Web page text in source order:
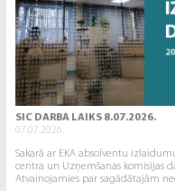
SIC DARBA LAIKS 8.07.2026.
07.07.2026.
Sakarā ar EKA absolventu
centra un Uzņemšanas komisijas
Atvainojamies par sagādātajām